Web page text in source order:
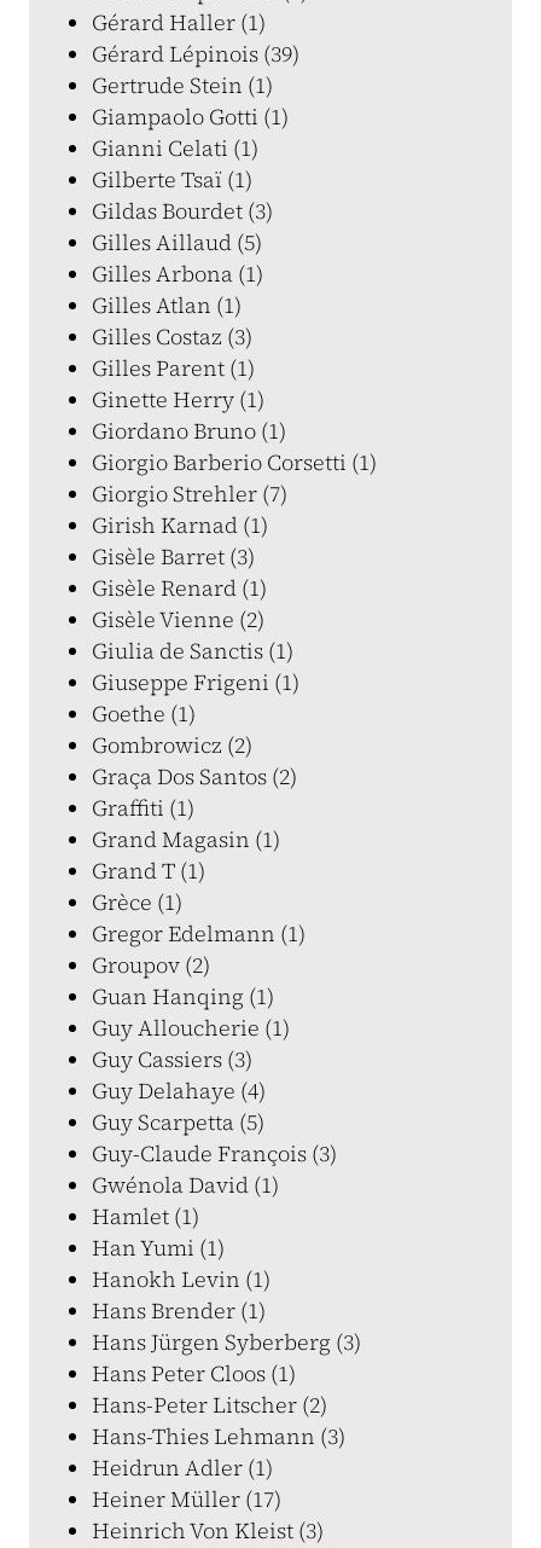
Gérard Haller (1)
Gérard Lépinois (39)
Gertrude Stein (1)
Giampaolo Gotti (1)
Gianni Celati (1)
Gilberte Tsaï (1)
Gildas Bourdet (3)
Gilles Aillaud (5)
Gilles Arbona (1)
Gilles Atlan (1)
Gilles Costaz (3)
Gilles Parent (1)
Ginette Herry (1)
Giordano Bruno (1)
Giorgio Barberio Corsetti (1)
Giorgio Strehler (7)
Girish Karnad (1)
Gisèle Barret (3)
Gisèle Renard (1)
Gisèle Vienne (2)
Giulia de Sanctis (1)
Giuseppe Frigeni (1)
Goethe (1)
Gombrowicz (2)
Graça Dos Santos (2)
Graffiti (1)
Grand Magasin (1)
Grand T (1)
Grèce (1)
Gregor Edelmann (1)
Groupov (2)
Guan Hanqing (1)
Guy Alloucherie (1)
Guy Cassiers (3)
Guy Delahaye (4)
Guy Scarpetta (5)
Guy-Claude François (3)
Gwénola David (1)
Hamlet (1)
Han Yumi (1)
Hanokh Levin (1)
Hans Brender (1)
Hans Jürgen Syberberg (3)
Hans Peter Cloos (1)
Hans-Peter Litscher (2)
Hans-Thies Lehmann (3)
Heidrun Adler (1)
Heiner Müller (17)
Heinrich Von Kleist (3)